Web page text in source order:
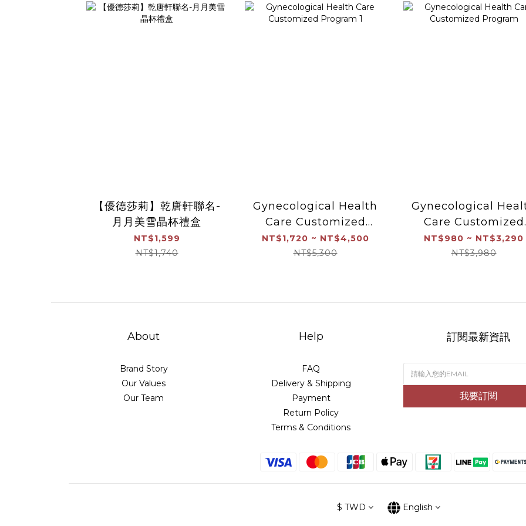
【優德莎莉】乾唐軒聯名-
月月美雪晶杯禮盒
NT$1,599
NT$1,740
Gynecological Health
Care Customized
Program 1
NT$1,720 ~ NT$4,500
NT$5,300
Gynecological
Care Customized
Program
NT$980 ~ NT$3,290
NT$3,980
About
Brand Story
Our Values
Our Team
Help
FAQ
Delivery & Shipping
Payment
Return Policy
Terms & Conditions
訂閱最新資訊
我要訂閱
$ TWD English